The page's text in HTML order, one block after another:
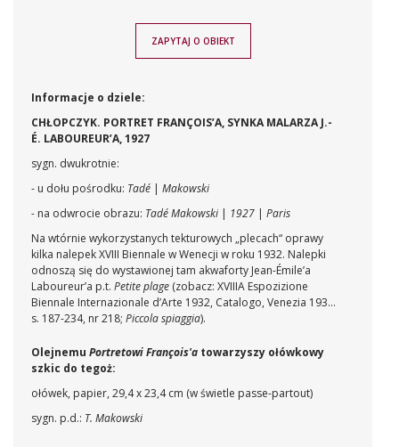
ZAPYTAJ O OBIEKT
Informacje o dziele:
CHŁOPCZYK. PORTRET FRANÇOIS’A, SYNKA MALARZA J.-
É. LABOUREUR’A, 1927
sygn. dwukrotnie:
- u dołu pośrodku: Tadé | Makowski
- na odwrocie obrazu: Tadé Makowski | 1927 | Paris
Na wtórnie wykorzystanych tekturowych „plecach“ oprawy
kilka nalepek XVIII Biennale w Wenecji w roku 1932. Nalepki
odnoszą się do wystawionej tam akwaforty Jean-Émile’a
Laboureur’a p.t. Petite plage (zobacz: XVIIIA Espozizione
Biennale Internazionale d’Arte 1932, Catalogo, Venezia 1932,
s. 187-234, nr 218; Piccola spiaggia).
Olejnemu Portretowi François'a towarzyszy ołówkowy
szkic do tegoż:
ołówek, papier, 29,4 x 23,4 cm (w świetle passe-partout)
sygn. p.d.: T. Makowski